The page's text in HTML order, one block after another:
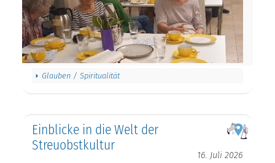
Glauben / Spiritualität
Einblicke in die Welt der
Streuobstkultur
16. Juli 2026